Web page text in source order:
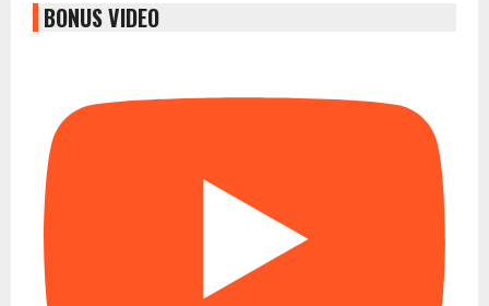
BONUS VIDEO